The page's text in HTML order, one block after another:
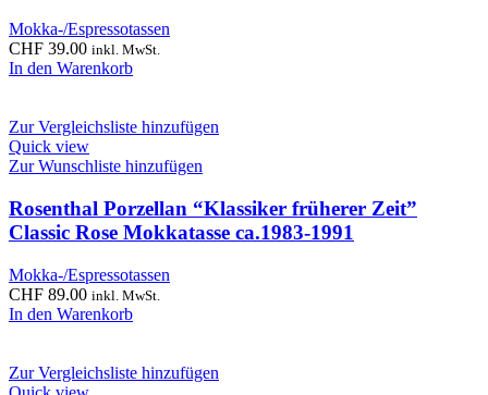
Mokka-/Espressotassen
CHF 39.00 inkl. MwSt.
In den Warenkorb
Zur Vergleichsliste hinzufügen
Quick view
Zur Wunschliste hinzufügen
Rosenthal Porzellan “Klassiker früherer Zeit”
Classic Rose Mokkatasse ca.1983-1991
Mokka-/Espressotassen
CHF 89.00 inkl. MwSt.
In den Warenkorb
Zur Vergleichsliste hinzufügen